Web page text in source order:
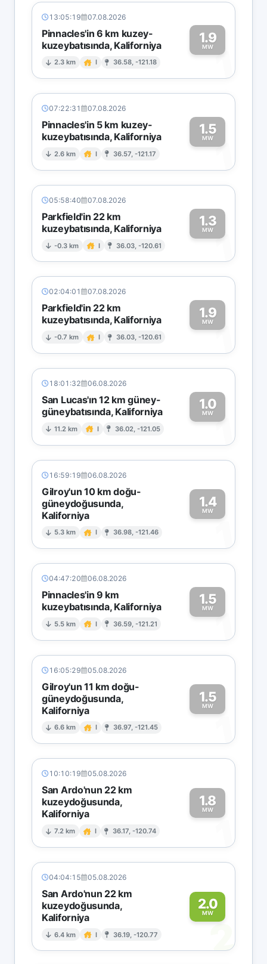
13:05:19 07.08.2026
Pinnacles'in 6 km kuzey-
kuzeybatısında, Kaliforniya
2.3 km I 36.58, -121.18
1.9
MW1
07:22:31 07.08.2026
Pinnacles'in 5 km kuzey-
kuzeybatısında, Kaliforniya
2.6 km I 36.57, -121.17
1.5
MW1
05:58:40 07.08.2026
Parkfield'in 22 km
kuzeybatısında, Kaliforniya
-0.3 km I 36.03, -120.61
1.3
MW1
02:04:01 07.08.2026
Parkfield'in 22 km
kuzeybatısında, Kaliforniya
-0.7 km I 36.03, -120.61
1.9
MW1
18:01:32 06.08.2026
San Lucas'ın 12 km güney-
güneybatısında, Kaliforniya
11.2 km I 36.02, -121.05
1.0
MW1
16:59:19 06.08.2026
Gilroy'un 10 km doğu-
güneydoğusunda,
Kaliforniya
5.3 km I 36.98, -121.46
1.4
MW
1
04:47:20 06.08.2026
Pinnacles'in 9 km
kuzeybatısında, Kaliforniya
5.5 km I 36.59, -121.21
1.5
MW1
16:05:29 05.08.2026
Gilroy'un 11 km doğu-
güneydoğusunda,
Kaliforniya
6.6 km I 36.97, -121.45
1.5
MW
1
10:10:19 05.08.2026
San Ardo'nun 22 km
kuzeydoğusunda,
Kaliforniya
7.2 km I 36.17, -120.74
1.8
MW
1
04:04:15 05.08.2026
San Ardo'nun 22 km
kuzeydoğusunda,
Kaliforniya
6.4 km I 36.19, -120.77
2.0
MW
2